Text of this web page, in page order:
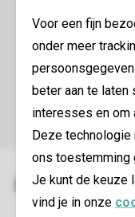
Voor een fijn
onder meer
beter aan te laten
interesses en om
Deze technologie
ons toestemming
Je kunt de keuze
vind je in onze
Nous vous
d'enlever les
de ramasser